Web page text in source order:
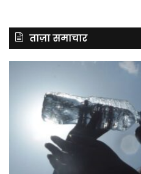
ताज़ा समाचार